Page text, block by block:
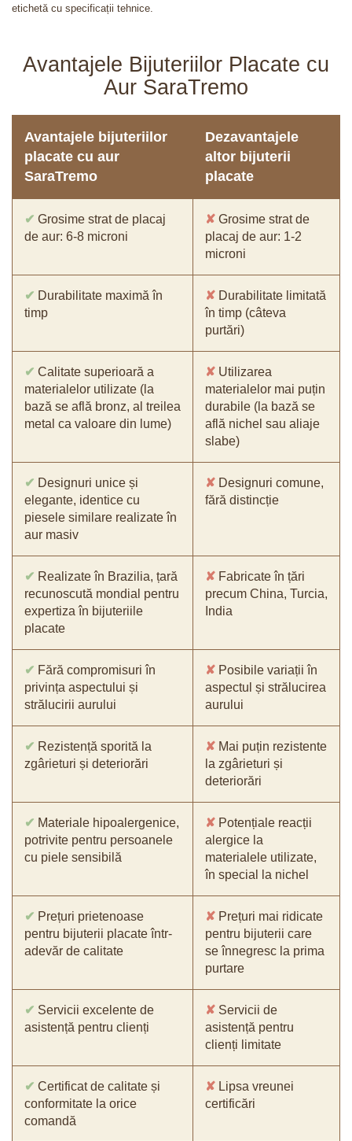
etichetă cu specificații tehnice.
Avantajele Bijuteriilor Placate cu
Aur SaraTremo
Avantajele bijuteriilor
placate cu aur
SaraTremo
Dezavantajele
altor bijuterii
placate
✔ Grosime strat de placaj
de aur: 6-8 microni
✘ Grosime strat de
placaj de aur: 1-2
microni
✔ Durabilitate maximă în
timp
✘ Durabilitate limitată
în timp (câteva
purtări)
✔ Calitate superioară a
materialelor utilizate (la
bază se află bronz, al treilea
metal ca valoare din lume)
✘ Utilizarea
materialelor mai puțin
durabile (la bază se
află nichel sau aliaje
slabe)
✔ Designuri unice și
elegante, identice cu
piesele similare realizate în
aur masiv
✘ Designuri comune,
fără distincție
✔ Realizate în Brazilia, țară
recunoscută mondial pentru
expertiza în bijuteriile
placate
✘ Fabricate în țări
precum China, Turcia,
India
✔ Fără compromisuri în
privința aspectului și
strălucirii aurului
✘ Posibile variații în
aspectul și strălucirea
aurului
✔ Rezistență sporită la
zgârieturi și deteriorări
✘ Mai puțin rezistente
la zgârieturi și
deteriorări
✔ Materiale hipoalergenice,
potrivite pentru persoanele
cu piele sensibilă
✘ Potențiale reacții
alergice la
materialele utilizate,
în special la nichel
✔ Prețuri prietenoase
pentru bijuterii placate într-
adevăr de calitate
✘ Prețuri mai ridicate
pentru bijuterii care
se înnegresc la prima
purtare
✔ Servicii excelente de
asistență pentru clienți
✘ Servicii de
asistență pentru
clienți limitate
✔ Certificat de calitate și
conformitate la orice
comandă
✘ Lipsa vreunei
certificări